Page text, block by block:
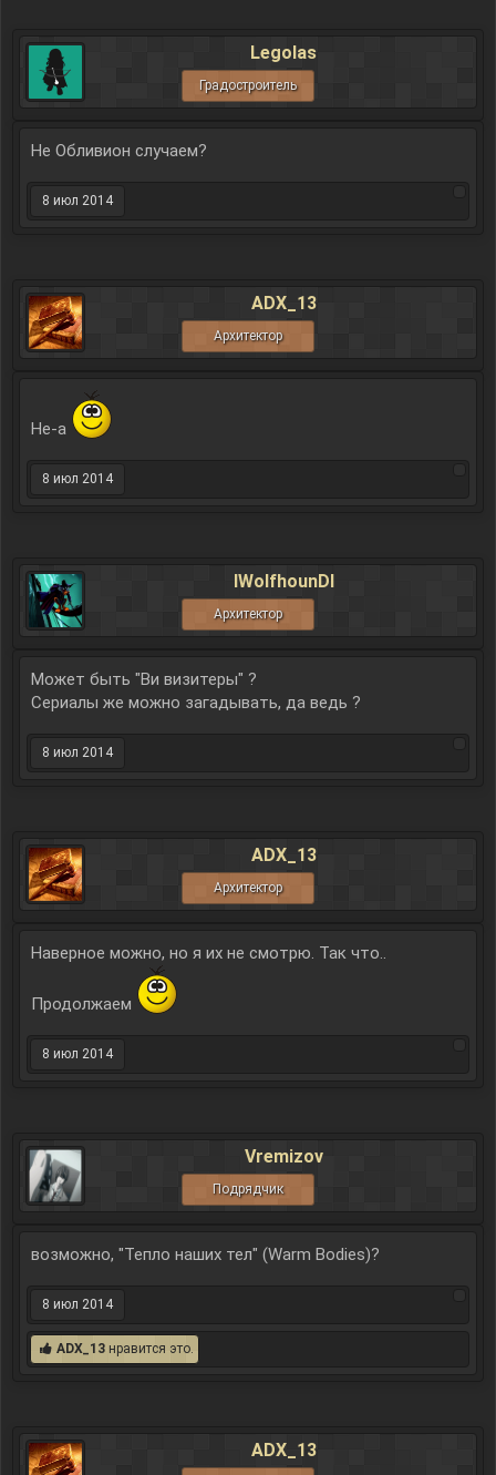
Legolas
Градостроитель
Не Обливион случаем?
8 июл 2014
ADX_13
Архитектор
Не-а
8 июл 2014
lWolfhounDl
Архитектор
Может быть "Ви визитеры" ?
Сериалы же можно загадывать, да ведь ?
8 июл 2014
ADX_13
Архитектор
Наверное можно, но я их не смотрю. Так что..
Продолжаем
8 июл 2014
Vremizov
Подрядчик
возможно, "Тепло наших тел" (Warm Bodies)?
8 июл 2014
ADX_13 нравится это.
ADX_13